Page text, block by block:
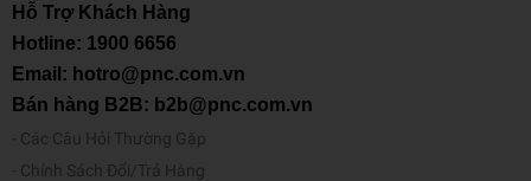
Hỗ Trợ Khách Hàng
Hotline: 1900 6656
Email: hotro@pnc.com.vn
Bán hàng B2B: b2b@pnc.com.vn
Các Câu Hỏi Thường Gặp
Chính Sách Đổi/Trả Hàng